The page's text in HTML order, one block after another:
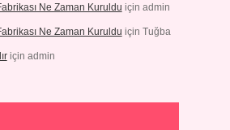
Ne Zaman Kuruldu için admin
Ne Zaman Kuruldu için Tuğba
için admin